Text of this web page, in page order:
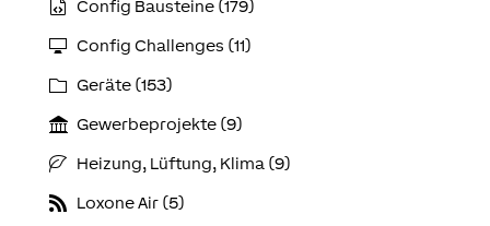
Config Bausteine (179)
Config Challenges (11)
Geräte (153)
Gewerbeprojekte (9)
Heizung, Lüftung, Klima (9)
Loxone Air (5)